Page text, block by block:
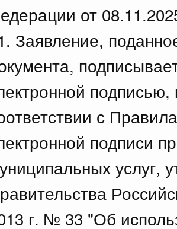
от
Заявление,
с
подписи
услуг,
г. № 33 "Об